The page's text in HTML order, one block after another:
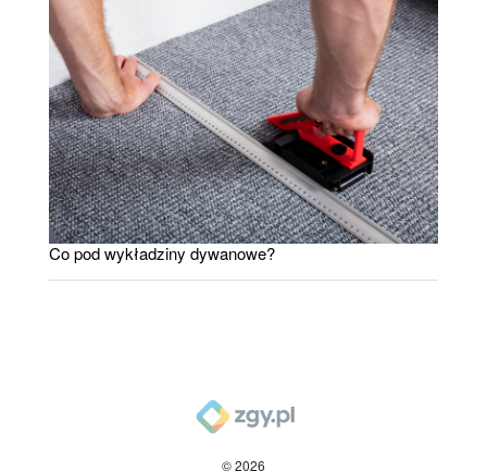
Co pod wykładziny dywanowe?
© 2026